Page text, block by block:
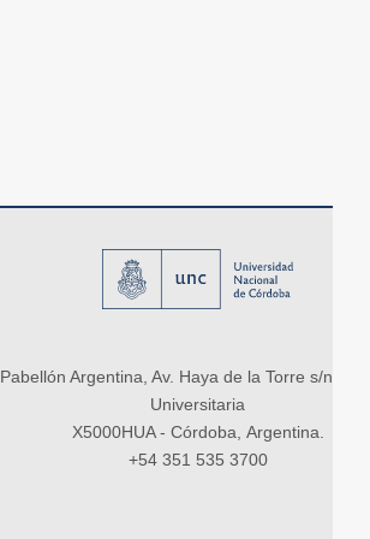
Pabellón Argentina, Av. Haya de la Torre s/n,
Universitaria
X5000HUA - Córdoba, Argentina.
+54 351 535 3700